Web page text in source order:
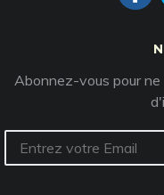
Abonnez-vous pour